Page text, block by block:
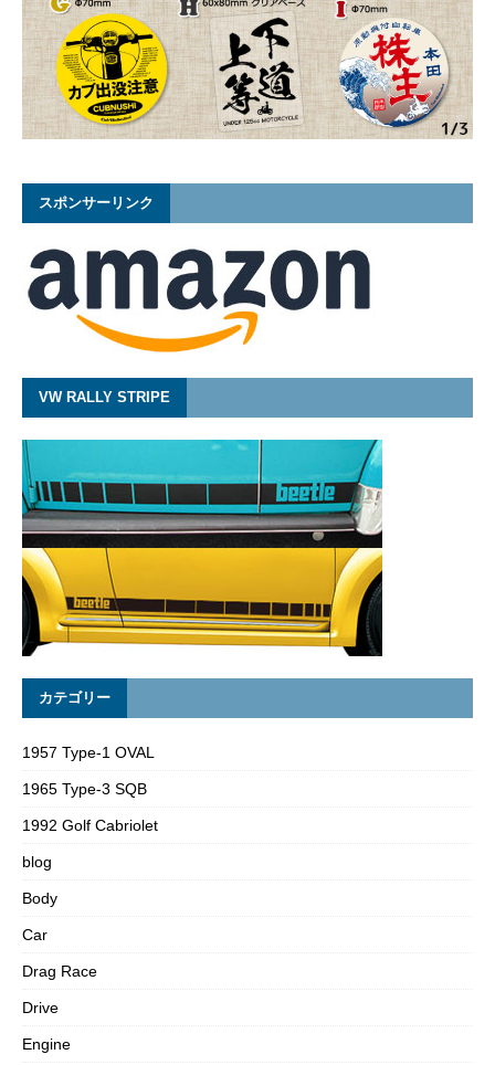
スポンサーリンク
VW RALLY STRIPE
カテゴリー
1957 Type-1 OVAL
1965 Type-3 SQB
1992 Golf Cabriolet
blog
Body
Car
Drag Race
Drive
Engine